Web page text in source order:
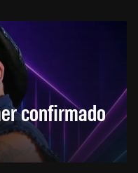
confirmado